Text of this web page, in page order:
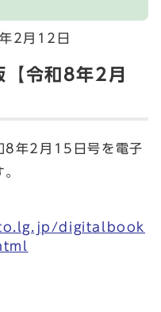
2月12日
【令和8年2月
8年2月15日号を電子
digitalbook